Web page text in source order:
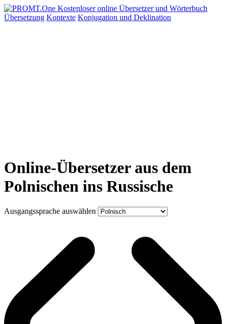
Übersetzung Kontexte Konjugation und Deklination
Online-Übersetzer aus dem
Polnischen ins Russische
Ausgangssprache auswählen